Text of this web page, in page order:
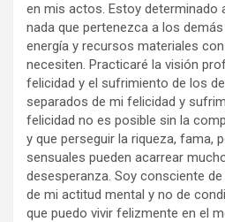
en mis actos. Estoy determinado
nada que pertenezca a los
energía y recursos materiales
necesiten. Practicaré la visión
felicidad y el sufrimiento de los
separados de mi felicidad y
felicidad no es posible sin la
y que perseguir la riqueza, fama,
sensuales pueden acarrear
desesperanza. Soy consciente
de mi actitud mental y no de
que puedo vivir felizmente en el